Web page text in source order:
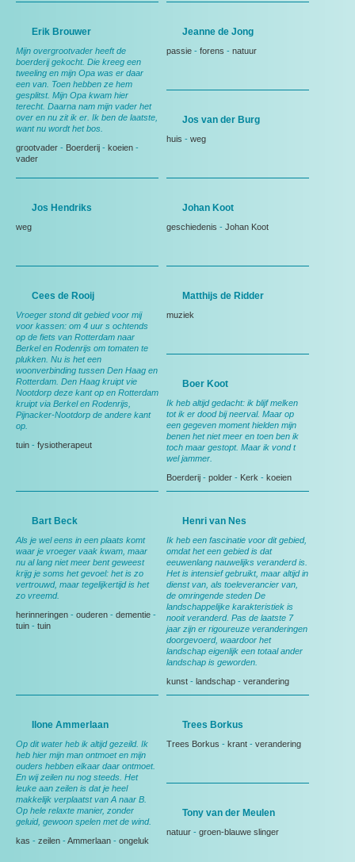
Erik Brouwer
Mijn overgrootvader heeft de
boerderij gekocht. Die kreeg een
tweeling en mijn Opa was er daar
een van. Toen hebben ze hem
gesplitst. Mijn Opa kwam hier
terecht. Daarna nam mijn vader het
over en nu zit ik er. Ik ben de laatste,
want nu wordt het bos.
grootvader - Boerderij - koeien -
vader
Jeanne de Jong
passie - forens - natuur
Jos van der Burg
huis - weg
Jos Hendriks
weg
Johan Koot
geschiedenis - Johan Koot
Cees de Rooij
Vroeger stond dit gebied voor mij
voor kassen: om 4 uur s ochtends
op de fiets van Rotterdam naar
Berkel en Rodenrijs om tomaten te
plukken. Nu is het een
woonverbinding tussen Den Haag en
Rotterdam. Den Haag kruipt vie
Nootdorp deze kant op en Rotterdam
kruipt via Berkel en Rodenrijs,
Pijnacker-Nootdorp de andere kant
op.
tuin - fysiotherapeut
Matthijs de Ridder
muziek
Boer Koot
Ik heb altijd gedacht: ik blijf melken
tot ik er dood bij neerval. Maar op
een gegeven moment hielden mijn
benen het niet meer en toen ben ik
toch maar gestopt. Maar ik vond t
wel jammer.
Boerderij - polder - Kerk - koeien
Bart Beck
Als je wel eens in een plaats komt
waar je vroeger vaak kwam, maar
nu al lang niet meer bent geweest
krijg je soms het gevoel: het is zo
vertrouwd, maar tegelijkertijd is het
zo vreemd.
herinneringen - ouderen - dementie -
tuin - tuin
Henri van Nes
Ik heb een fascinatie voor dit gebied,
omdat het een gebied is dat
eeuwenlang nauwelijks veranderd is.
Het is intensief gebruikt, maar altijd in
dienst van, als toeleverancier van,
de omringende steden De
landschappelijke karakteristiek is
nooit veranderd. Pas de laatste 7
jaar zijn er rigoureuze veranderingen
doorgevoerd, waardoor het
landschap eigenlijk een totaal ander
landschap is geworden.
kunst - landschap - verandering
Ilone Ammerlaan
Op dit water heb ik altijd gezeild. Ik
heb hier mijn man ontmoet en mijn
ouders hebben elkaar daar ontmoet.
En wij zeilen nu nog steeds. Het
leuke aan zeilen is dat je heel
makkelijk verplaatst van A naar B.
Op hele relaxte manier, zonder
geluid, gewoon spelen met de wind.
kas - zeilen - Ammerlaan - ongeluk
Trees Borkus
Trees Borkus - krant - verandering
Tony van der Meulen
natuur - groen-blauwe slinger